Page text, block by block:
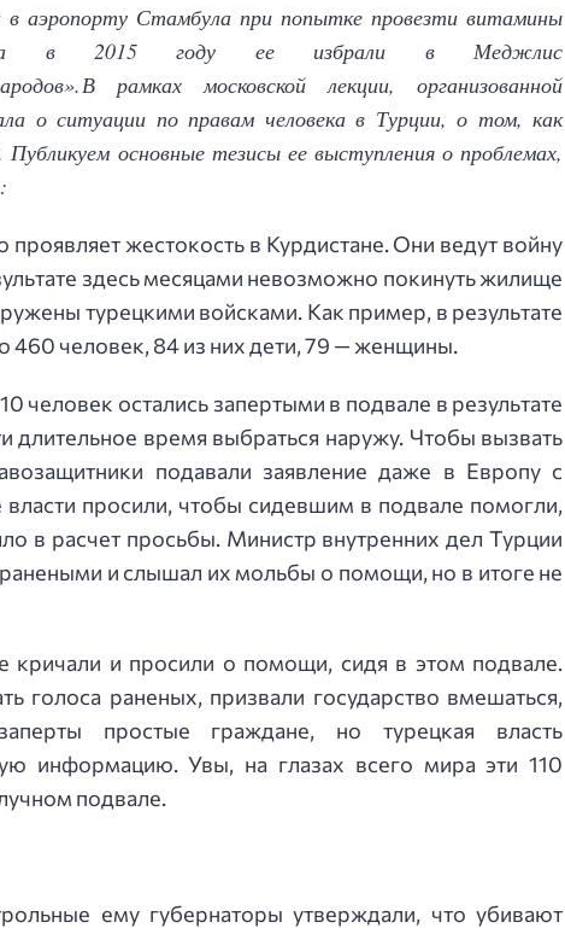
в аэропорту Стамбула при попытке провезти витамины
а в 2015 году ее избрали в Меджлис
В рамках московской лекции, организованной
о ситуации по правам человека в Турции, о том, как
основные тезисы ее выступления о проблемах,
проявляет жестокость в Курдистане. Они ведут войну
здесь месяцами невозможно покинуть жилище
турецкими войсками. Как пример, в результате
460 человек, 84 из них дети, 79 — женщины.
человек остались запертыми в подвале в результате
длительное время выбраться наружу. Чтобы вызвать
подавали заявление даже в Европу с
просили, чтобы сидевшим в подвале помогли,
в расчет просьбы. Министр внутренних дел Турции
и слышал их мольбы о помощи, но в итоге не
кричали и просили о помощи, сидя в этом подвале.
голоса раненых, призвали государство вмешаться,
простые граждане, но турецкая власть
информацию. Увы, на глазах всего мира эти 110
подвале.
ему губернаторы утверждали, что убивают